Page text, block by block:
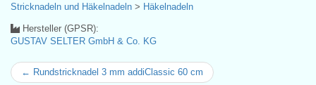
Stricknadeln und Häkelnadeln > Häkelnadeln
Hersteller (GPSR):
GUSTAV SELTER GmbH & Co. KG
← Rundstricknadel 3 mm addiClassic 60 cm